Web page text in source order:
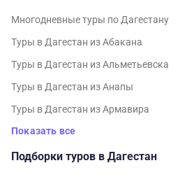
Многодневные туры по Дагестану
Туры в Дагестан из Абакана
Туры в Дагестан из Альметьевска
Туры в Дагестан из Анапы
Туры в Дагестан из Армавира
Показать все
Подборки туров в Дагестан